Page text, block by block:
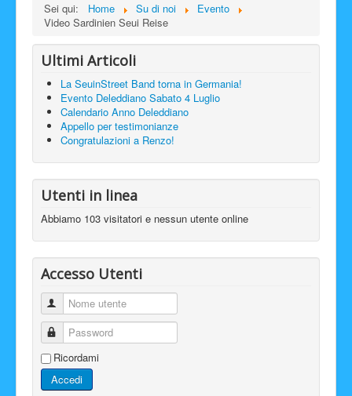
Sei qui: Home Su di noi
Evento
Video Sardinien Seui Reise
Ultimi Articoli
La SeuinStreet Band torna in Germania!
Evento Deleddiano Sabato 4 Luglio
Calendario Anno Deleddiano
Appello per testimonianze
Congratulazioni a Renzo!
Utenti in linea
Abbiamo 103 visitatori e nessun utente online
Accesso Utenti
Nome utente
Password
Ricordami
Accedi